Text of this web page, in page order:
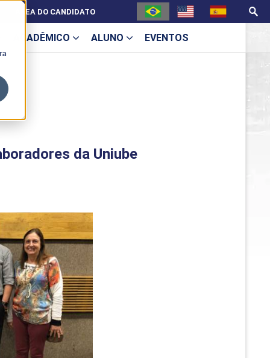
ACADÊMICO ALUNO EVENTOS
ÁREA DO CANDIDATO
da Uniube